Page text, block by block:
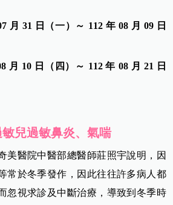
月 31 日（一）～ 112 年 08 月 09 日
月 10 日（四）～ 112 年 08 月 21 日
兒過敏鼻炎、氣喘
美醫院中醫部總醫師莊照宇說明，因
常於冬季發作，因此往往許多病人都
忽視求診及中斷治療，導致到冬季時